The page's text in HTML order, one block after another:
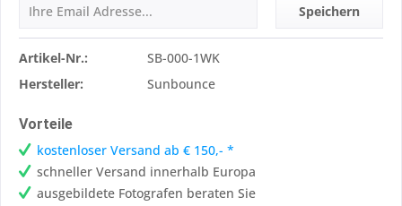
Speichern
Artikel-Nr.:
SB-000-1WK
Hersteller:
Sunbounce
Vorteile
kostenloser Versand ab € 150,- *
schneller Versand innerhalb Europa
ausgebildete Fotografen beraten Sie